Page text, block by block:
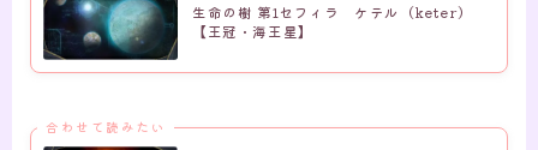
生命の樹 第1セフィラ ケテル（keter）
【王冠・海王星】
合わせて読みたい